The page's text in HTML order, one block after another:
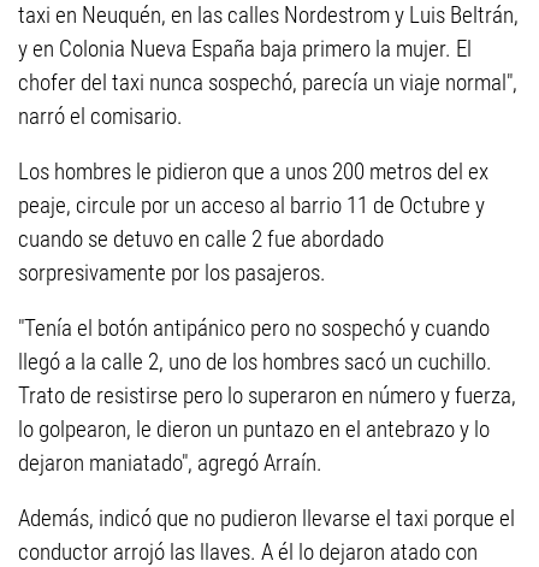
taxi en Neuquén, en las calles Nordestrom y Luis Beltrán,
y en Colonia Nueva España baja primero la mujer. El
chofer del taxi nunca sospechó, parecía un viaje normal",
narró el comisario.
Los hombres le pidieron que a unos 200 metros del ex
peaje, circule por un acceso al barrio 11 de Octubre y
cuando se detuvo en calle 2 fue abordado
sorpresivamente por los pasajeros.
"Tenía el botón antipánico pero no sospechó y cuando
llegó a la calle 2, uno de los hombres sacó un cuchillo.
Trato de resistirse pero lo superaron en número y fuerza,
lo golpearon, le dieron un puntazo en el antebrazo y lo
dejaron maniatado", agregó Arraín.
Además, indicó que no pudieron llevarse el taxi porque el
conductor arrojó las llaves. A él lo dejaron atado con